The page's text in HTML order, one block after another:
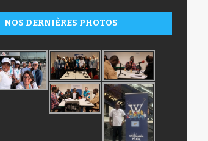
NOS DERNIÈRES PHOTOS